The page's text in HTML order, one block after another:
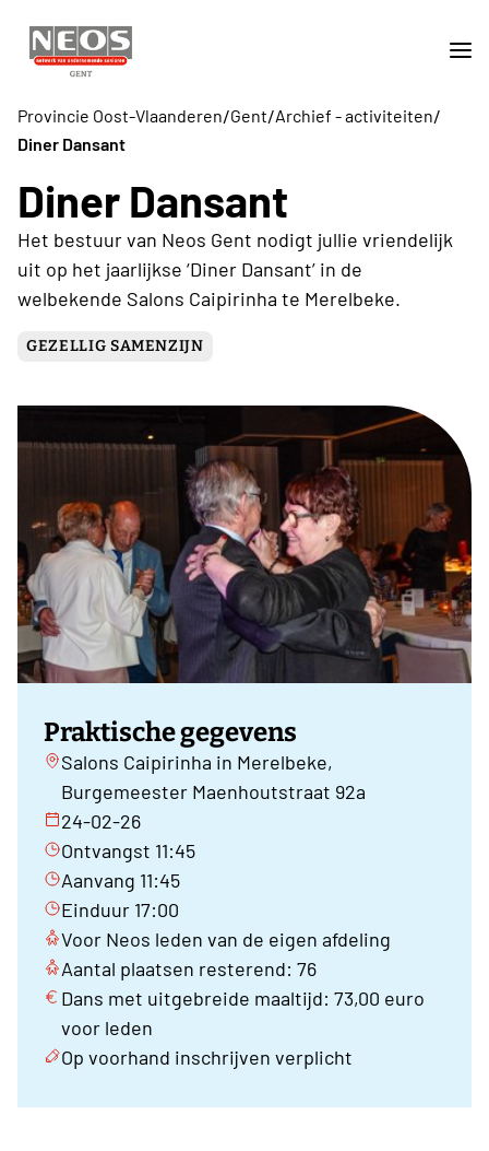
Provincie Oost-Vlaanderen/Gent/Archief - activiteiten/
Diner Dansant
Diner Dansant
Het bestuur van Neos Gent nodigt jullie vriendelijk
uit op het jaarlijkse ‘Diner Dansant’ in de
welbekende Salons Caipirinha te Merelbeke.
GEZELLIG SAMENZIJN
Praktische gegevens
Salons Caipirinha in Merelbeke,
Burgemeester Maenhoutstraat 92a
24-02-26
Ontvangst 11:45
Aanvang 11:45
Einduur 17:00
Voor Neos leden van de eigen afdeling
Aantal plaatsen resterend: 76
Dans met uitgebreide maaltijd: 73,00 euro
voor leden
Op voorhand inschrijven verplicht